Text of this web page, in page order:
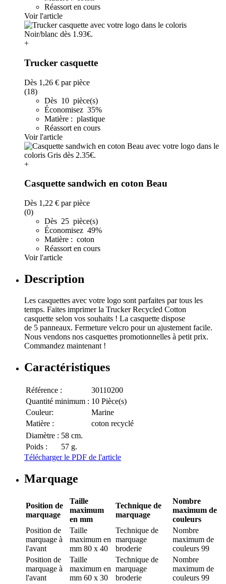
Réassort en cours
Voir l'article
+
Trucker casquette
Dès 1,26 € par pièce
(18)
Dès 10 pièce(s)
Économisez 35%
Matière : plastique
Réassort en cours
Voir l'article
+
Casquette sandwich en coton Beau
Dès 1,22 € par pièce
(0)
Dès 25 pièce(s)
Économisez 49%
Matière : coton
Réassort en cours
Voir l'article
Description
Les casquettes avec votre logo sont parfaites par tous les
temps. Faites imprimer la Trucker Recycled Cotton
casquette selon vos souhaits ! La casquette dispose
de 5 panneaux. Fermeture velcro pour un ajustement facile.
Nous vendons nos casquettes promotionnelles à petit prix.
Commandez maintenant !
Caractéristiques
Référence :
30110200
Quantité minimum : 10 Pièce(s)
Couleur:
Marine
Matière :
coton recyclé
Diamètre : 58 cm.
Poids :
57 g.
Télécharger le PDF de l'article
Marquage
Position de
marquage
Taille
maximum
en mm
Technique de
marquage
Nombre
maximum de
couleurs
Position de
marquage à
l'avant
Taille
maximum en
mm 80 x 40
Technique de
marquage
broderie
Nombre
maximum de
couleurs 99
Position de
marquage à
l'avant
Taille
maximum en
mm 60 x 30
Technique de
marquage
broderie
Nombre
maximum de
couleurs 99